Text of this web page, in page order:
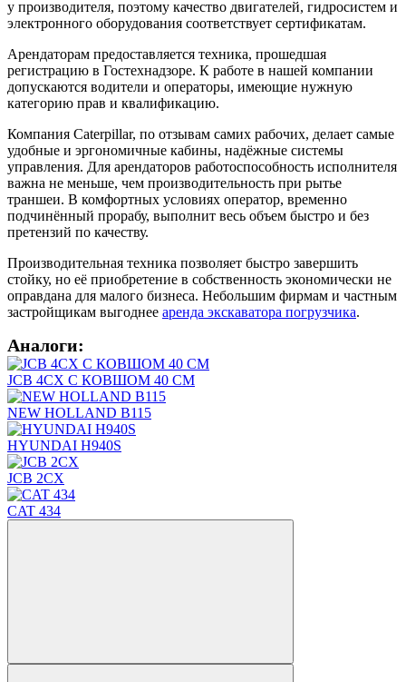
у производителя, поэтому качество двигателей, гидросистем и
электронного оборудования соответствует сертификатам.
Арендаторам предоставляется техника, прошедшая
регистрацию в Гостехнадзоре. К работе в нашей компании
допускаются водители и операторы, имеющие нужную
категорию прав и квалификацию.
Компания Caterpillar, по отзывам самих рабочих, делает самые
удобные и эргономичные кабины, надёжные системы
управления. Для арендаторов работоспособность исполнителя
важна не меньше, чем производительность при рытье
траншеи. В комфортных условиях оператор, временно
подчинённый прорабу, выполнит весь объем быстро и без
претензий по качеству.
Производительная техника позволяет быстро завершить
стойку, но её приобретение в собственность экономически не
оправдана для малого бизнеса. Небольшим фирмам и частным
застройщикам выгоднее аренда экскаватора погрузчика.
Аналоги:
JCB 4CX С КОВШОМ 40 СМ
NEW HOLLAND B115
HYUNDAI H940S
JCB 2CX
CAT 434